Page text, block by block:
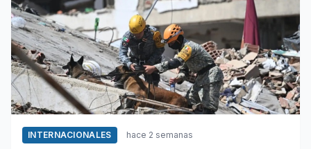
INTERNACIONALES hace 2 semanas